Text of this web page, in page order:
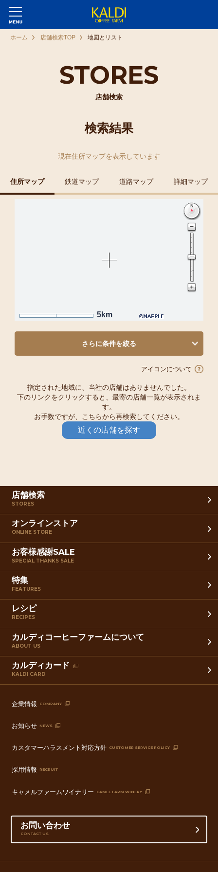
STORES
店舗検索
ホーム 店舗検索TOP 地図とリスト
検索結果
現在住所マップを表示しています
住所マップ 鉄道マップ 道路マップ 詳細マップ
5km
さらに条件を絞る
アイコンについて
指定された地域に、当社の店舗はありませんでした。
下のリンクをクリックすると、最寄の店舗一覧が表示されま
す。
お手数ですが、こちらから再検索してください。
近くの店舗を探す
店舗検索
STORES
オンラインストア
ONLINE STORE
お客様感謝SALE
SPECIAL THANKS SALE
特集
FEATURES
レシピ
RECIPES
カルディコーヒーファームについて
ABOUT US
カルディカード
KALDI CARD
企業情報 COMPANY
お知らせ NEWS
カスタマーハラスメント対応方針 CUSTOMER SERVICE POLICY
採用情報 RECRUIT
キャメルファームワイナリー CAMEL FARM WINERY
お問い合わせ
CONTACT US